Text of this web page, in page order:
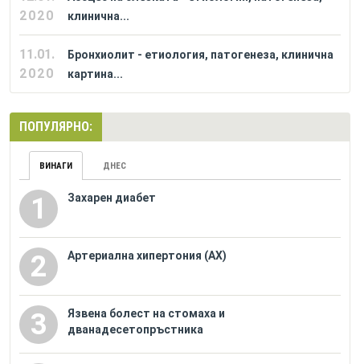
2020
клинична...
11.01.
2020
Бронхиолит - етиология, патогенеза, клинична
картина...
ПОПУЛЯРНО:
ВИНАГИ ДНЕС
1 Захарен диабет
2 Артериална хипертония (АХ)
3
Язвена болест на стомаха и
дванадесетопръстника